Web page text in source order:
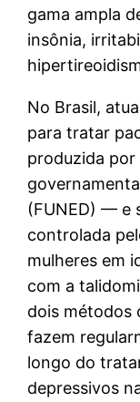
gama ampla
insônia,
No Brasil,
para tratar
produzida
(FUNED) — e
controlada
mulheres em
com a
dois métodos
fazem
longo do
depressivos